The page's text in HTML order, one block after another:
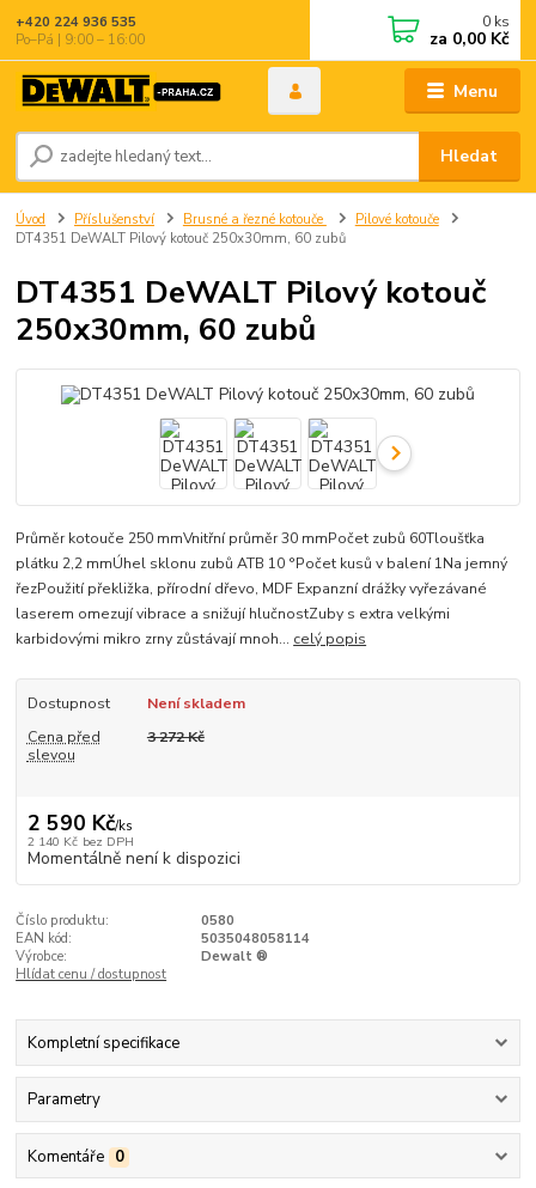
Menu
Hledat
+420 224 936 535
Po–Pá | 9:00 – 16:00
0 ks
za 0,00 Kč
Úvod Příslušenství Brusné a řezné kotouče
Pilové kotouče
DT4351 DeWALT Pilový kotouč 250x30mm, 60 zubů
DT4351 DeWALT Pilový kotouč
250x30mm, 60 zubů
Průměr kotouče 250 mmVnitřní průměr 30 mmPočet zubů 60Tloušťka
plátku 2,2 mmÚhel sklonu zubů ATB 10 °Počet kusů v balení 1Na jemný
řezPoužití překližka, přírodní dřevo, MDF Expanzní drážky vyřezávané
laserem omezují vibrace a snižují hlučnostZuby s extra velkými
karbidovými mikro zrny zůstávají mnoh... celý popis
Dostupnost
Není skladem
Cena před
slevou
3 272 Kč
2 590 Kč/ks
2 140 Kč bez DPH
Momentálně není k dispozici
Číslo produktu:
0580
EAN kód:
5035048058114
Výrobce:
Dewalt ®
Hlídat cenu / dostupnost
Kompletní specifikace
Parametry
Komentáře 0